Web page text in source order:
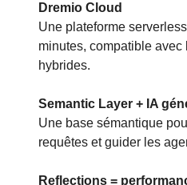
Dremio Cloud
Une plateforme
minutes, compatible
hybrides.
Semantic Layer + IA
Une base sémantique
requêtes et guider les
Reflections =